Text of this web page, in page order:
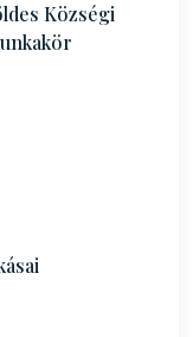
Községi